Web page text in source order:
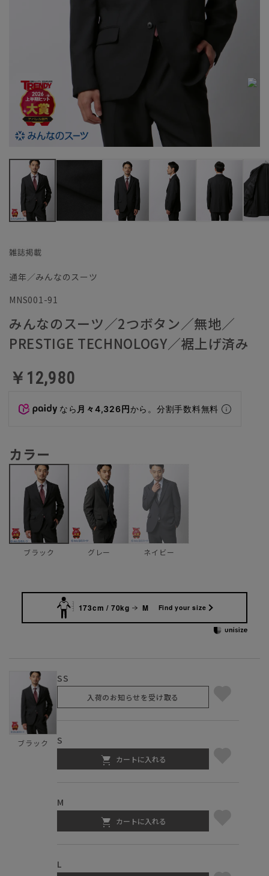
通年／みんなのスーツ
MNS001-91
みんなのスーツ／2つボタン／無地／
PRESTIGE TECHNOLOGY／裾上げ済み
￥12,980
なら 月々4,326円から。分割手数料無料
カラー
ブラック グレー ネイビー
173cm / 70kg M Find your size
ブラック
SS
入荷のお知らせを受け取る
S
カートに入れる
M
カートに入れる
L